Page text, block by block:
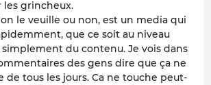
grincheux.
le veuille ou non, est un media qui
que ce soit au niveau
du contenu. Je vois dans
des gens dire que ça ne
de tous les jours. Ca ne touche peut-